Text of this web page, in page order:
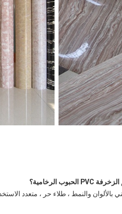
بالألوان والنمط ، طلاء حر ، متعدد